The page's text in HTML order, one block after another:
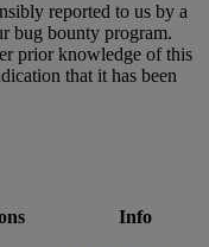
reported to us by a
bug bounty program.
prior knowledge of this
that it has been
Info